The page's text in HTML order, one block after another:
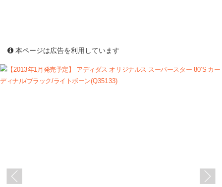
本ページは広告を利用しています